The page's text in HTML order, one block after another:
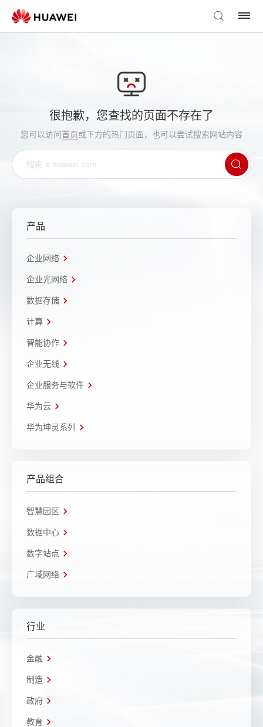
很抱歉，您查找的页面不存在了
您可以访问首页或下方的热门页面，也可以尝试搜索网站内容
产品
企业网络
企业光网络
数据存储
计算
智能协作
企业无线
企业服务与软件
华为云
华为坤灵系列
产品组合
智慧园区
数据中心
数字站点
广域网络
行业
金融
制造
政府
教育